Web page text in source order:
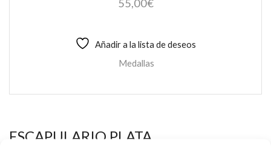
55,00€
Añadir a la lista de deseos
Medallas
ESCAPULARIO PLATA